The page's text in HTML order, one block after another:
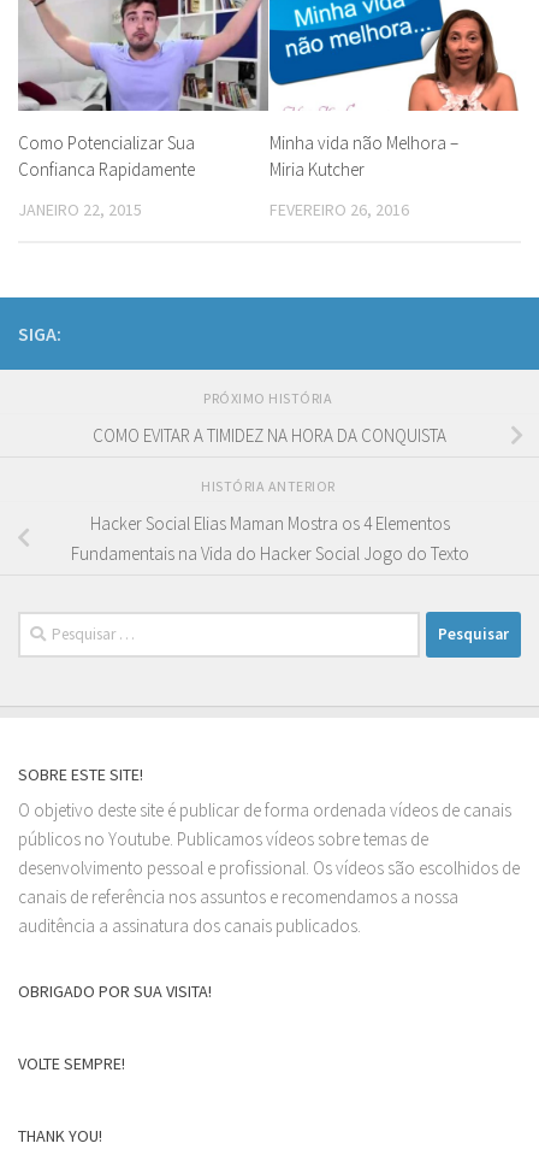
Como Potencializar Sua
Confianca Rapidamente
JANEIRO 22, 2015
Minha vida não Melhora –
Miria Kutcher
FEVEREIRO 26, 2016
SIGA:
PRÓXIMO HISTÓRIA
COMO EVITAR A TIMIDEZ NA HORA DA CONQUISTA
HISTÓRIA ANTERIOR
Hacker Social Elias Maman Mostra os 4 Elementos
Fundamentais na Vida do Hacker Social Jogo do Texto
Pesquisar
por:
SOBRE ESTE SITE!
O objetivo deste site é publicar de forma ordenada vídeos de canais
públicos no Youtube. Publicamos vídeos sobre temas de
desenvolvimento pessoal e profissional. Os vídeos são escolhidos de
canais de referência nos assuntos e recomendamos a nossa
auditência a assinatura dos canais publicados.
OBRIGADO POR SUA VISITA!
VOLTE SEMPRE!
THANK YOU!